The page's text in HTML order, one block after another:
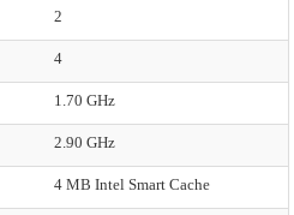
2
4
1.70 GHz
2.90 GHz
4 MB Intel Smart Cache